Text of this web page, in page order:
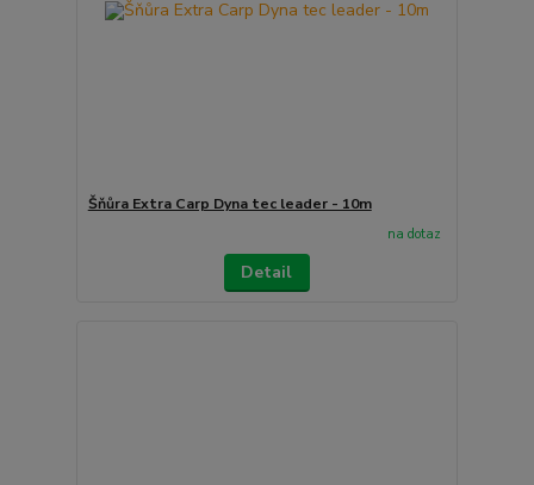
Šňůra Extra Carp Dyna tec leader - 10m
na dotaz
Detail